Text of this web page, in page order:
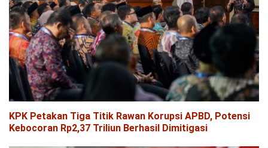
KPK Petakan Tiga Titik Rawan Korupsi APBD, Potensi
Kebocoran Rp2,37 Triliun Berhasil Dimitigasi